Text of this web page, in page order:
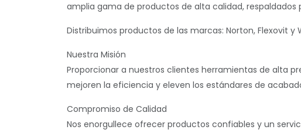
amplia gama de productos de alta calidad,
Distribuimos productos de las marcas: Norton, Flexovit y
Nuestra Misión
Proporcionar a nuestros clientes herramientas de alta
mejoren la eficiencia y eleven los estándares de
Compromiso de Calidad
Nos enorgullece ofrecer productos confiables y un